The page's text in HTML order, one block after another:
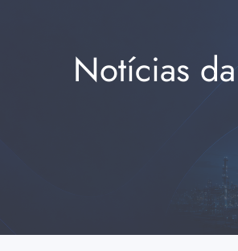
Notícias